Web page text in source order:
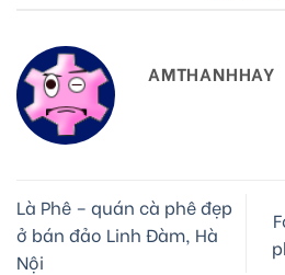
AMTHANHHAY
Là Phê – quán cà phê đẹp
ở bán đảo Linh Đàm, Hà
Nội